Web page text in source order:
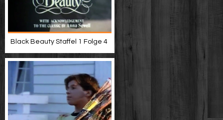
Black Beauty Staffel 1 Folge 4